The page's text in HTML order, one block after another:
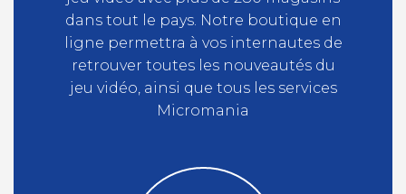
dans tout le pays. Notre boutique en
ligne permettra à vos internautes de
retrouver toutes les nouveautés du
jeu vidéo, ainsi que tous les services
Micromania